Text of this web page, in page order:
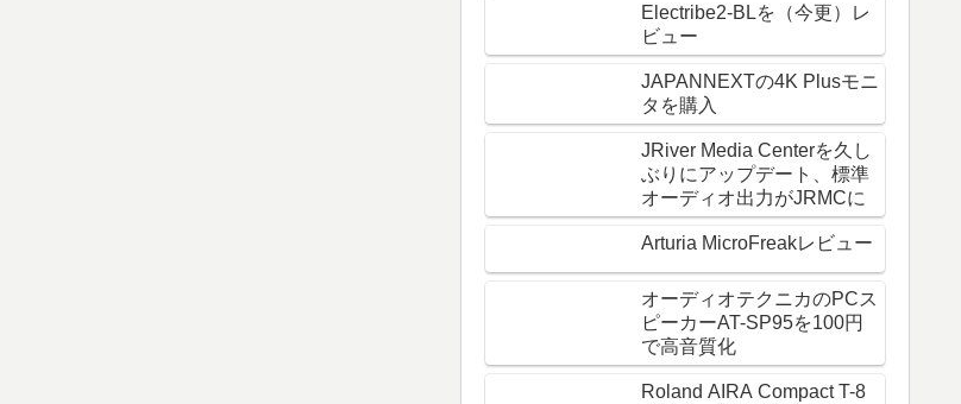
Electribe2-BLを（今更）レ
ビュー
JAPANNEXTの4K Plusモニ
タを購入
JRiver Media Centerを久し
ぶりにアップデート、標準
オーディオ出力がJRMCに
Arturia MicroFreakレビュー
オーディオテクニカのPCス
ピーカーAT-SP95を100円
で高音質化
Roland AIRA Compact T-8